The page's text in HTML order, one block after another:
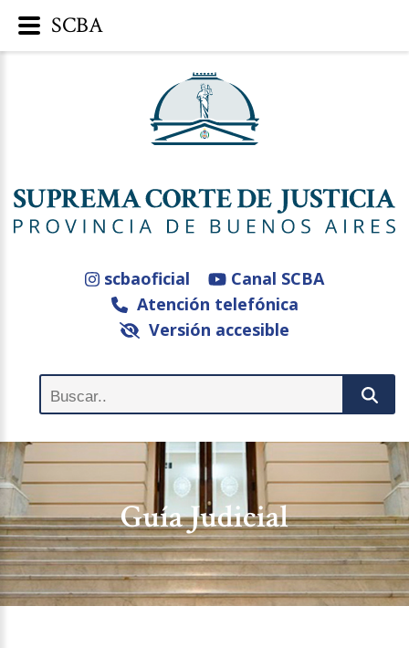
scbaoficial
Canal SCBA
Atención telefónica
Versión accesible
Guía Judicial
SCBA